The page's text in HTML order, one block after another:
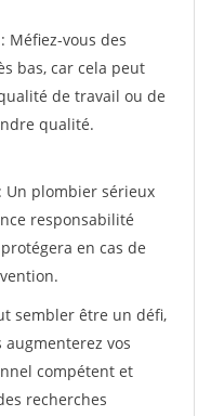
Méfiez-vous des
bas, car cela peut
de travail ou de
qualité.
Un plombier sérieux
responsabilité
en cas de
sembler être un défi,
augmenterez vos
compétent et
recherches